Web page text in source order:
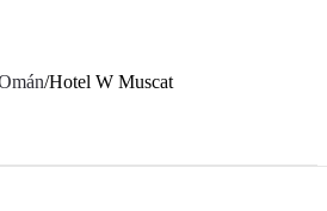
/Hotel W Muscat